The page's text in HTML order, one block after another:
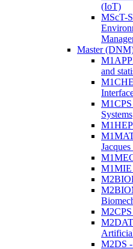
(IoT)
MScT-
Master
and
Systems
M1MIE
M2DS -